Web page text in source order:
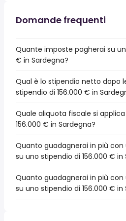
Domande frequenti
Quante imposte pagherai su
€ in Sardegna?
Qual è lo stipendio netto dopo
stipendio di 156.000 € in
Quale aliquota fiscale si
156.000 € in Sardegna?
Quanto guadagnerai in più con
su uno stipendio di 156.000 € in
Quanto guadagnerai in più con
su uno stipendio di 156.000 € in